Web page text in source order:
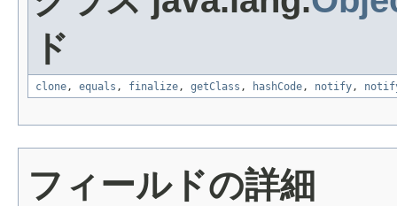
ド
clone, equals , finalize, getClass , hashCode, notify,
フィールドの詳細